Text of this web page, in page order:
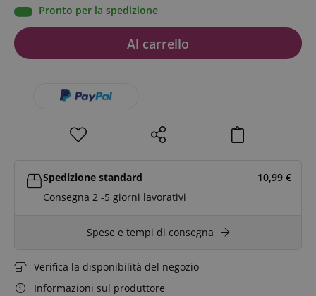
Pronto per la spedizione
Al carrello
Spedizione standard 10,99 €
Consegna 2 -5 giorni lavorativi
Spese e tempi di consegna
Verifica la disponibilità del negozio
Informazioni sul produttore